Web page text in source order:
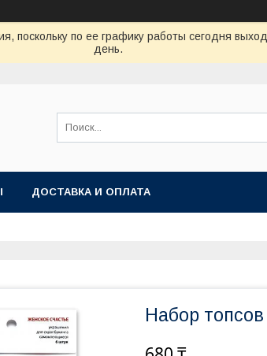
поскольку по ее графику работы сегодня
день.
ДОСТАВКА И ОПЛАТА
Набор